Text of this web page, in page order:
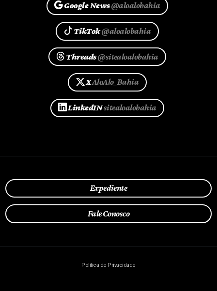
Google News@aloalobahia
TikTok@aloalobahia
Threads@sitealoalobahia
XAloAlo_Bahia
LinkedINsitealoalobahia
Expediente
Fale Conosco
Política de Privacidade